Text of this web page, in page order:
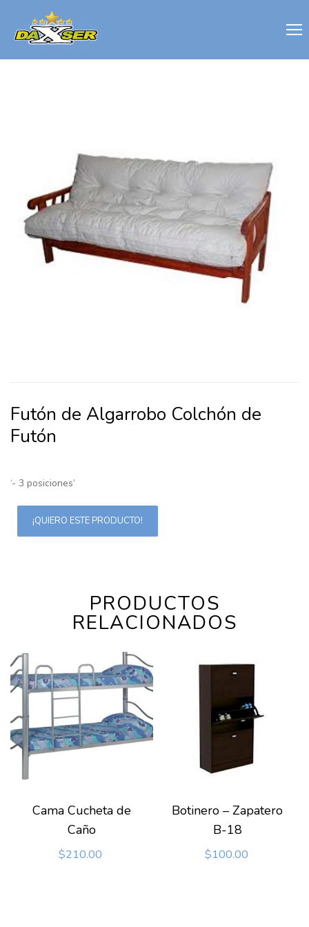
Futón de Algarrobo Colchón de
Futón
‘- 3 posiciones’
¡QUIERO ESTE PRODUCTO!
PRODUCTOS
RELACIONADOS
Cama Cucheta de
Caño
$210.00
Botinero – Zapatero
B-18
$100.00